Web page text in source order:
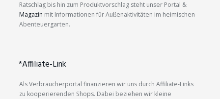
Ratschlag bis hin zum Produktvorschlag steht unser Portal &
Magazin mit Informationen für Außenaktivitäten im heimischen
Abenteuergarten.
*Affiliate-Link
Als Verbraucherportal finanzieren wir uns durch Affiliate-Links
zu kooperierenden Shops. Dabei beziehen wir kleine